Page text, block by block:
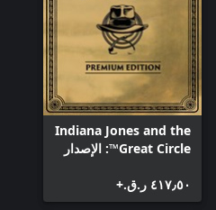
Indiana Jones and the
Great Circle™: الإصدار
٤١٧٫٥٠ ر.ق.‏+